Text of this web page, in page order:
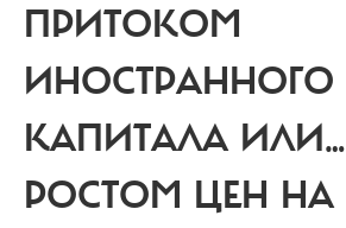
ПРИТОКОМ
ИНОСТРАННОГО
КАПИТАЛА ИЛИ…
РОСТОМ ЦЕН НА